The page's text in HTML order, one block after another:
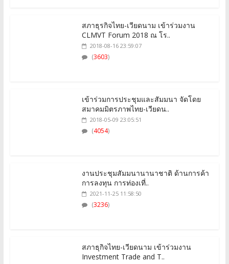
สภาธุรกิจไทย-เวียดนาม เข้าร่วมงาน
CLMVT Forum 2018 ณ โร..
2018-08-16 23:59:07
(3603)
สมาคมมิตรภาพไทย-เวียดน..
2018-05-09 23:05:51
(4054)
การลงทุน การท่องเที่..
2021-11-25 11:58:50
(3236)
Investment Trade and T..
2023-11-03 10:43:12